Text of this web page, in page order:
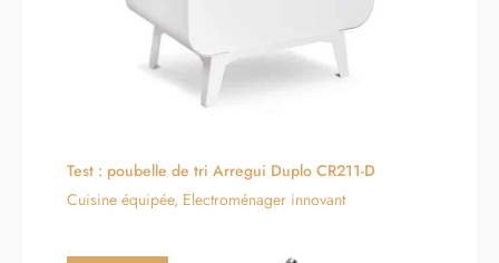
nettoyage sans effort,
permettant de laver facilement
l’intérieur et l’extérieur des
casseroles et poêles.
Test : poubelle de tri Arregui Duplo CR211-D
Cuisine équipée, Electroménager innovant